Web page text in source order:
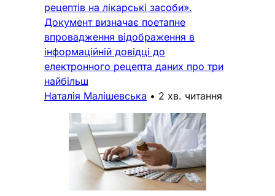
рецептів на лікарські засоби».
Документ визначає поетапне
впровадження відображення в
інформаційній довідці до
електронного рецепта даних про три
найбільш
Наталія Малішевська • 2 хв. читання